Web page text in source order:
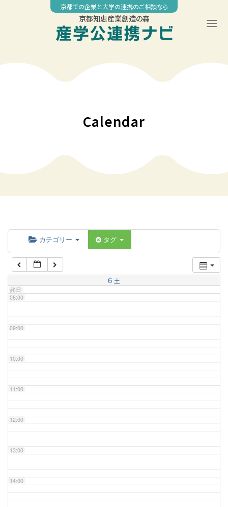
京都での企業と大学の連携のご相談なら
京都知恵産業創造の森
Calendar
カテゴリー タグ
6 土
終日
04:00
07:00
08:00
09:00
10:00
11:00
12:00
13:00
14:00